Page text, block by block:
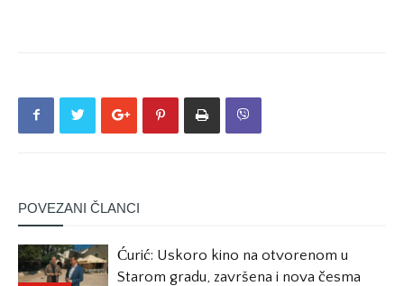
POVEZANI ČLANCI
Ćurić: Uskoro kino na otvorenom u
Starom gradu, završena i nova česma